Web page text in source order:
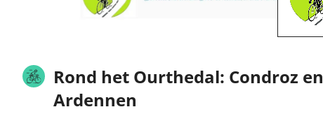
Rond het Ourthedal: Condroz en
Ardennen